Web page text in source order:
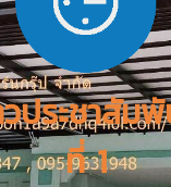
ประชาสัม
ที่ 1